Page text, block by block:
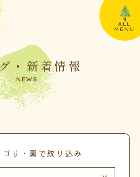
ALL
MENU
・新着情報
NEWS
ゴリ・園で絞り込み